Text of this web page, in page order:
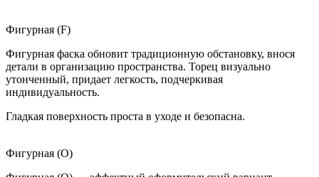
Фигурная (F)
Фигурная фаска обновит традиционную обстановку, внося
детали в организацию пространства. Торец визуально
утонченный, придает легкость, подчеркивая
индивидуальность.
Гладкая поверхность проста в уходе и безопасна.
Фигурная (O)